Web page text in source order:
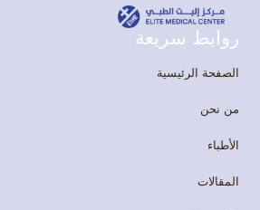
روابط سريعة
الصفحة الرئيسية
من نحن
الأطباء
المقالات